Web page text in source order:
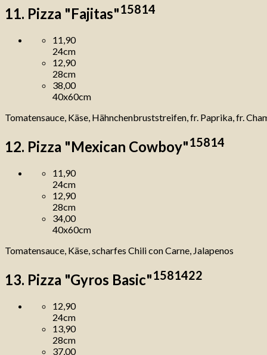
11. Pizza "Fajitas"15814
11,90
24cm
12,90
28cm
38,00
40x60cm
Tomatensauce, Käse, Hähnchenbruststreifen, fr. Paprika, fr.
12. Pizza "Mexican Cowboy"15814
11,90
24cm
12,90
28cm
34,00
40x60cm
Tomatensauce, Käse, scharfes Chili con Carne, Jalapenos
13. Pizza "Gyros Basic"1581422
12,90
24cm
13,90
28cm
37,00